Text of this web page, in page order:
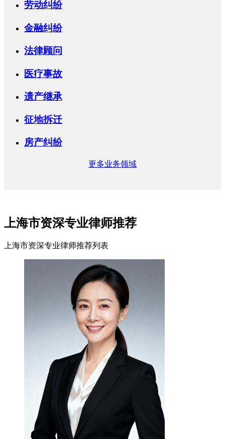
劳动纠纷
金融纠纷
法律顾问
医疗事故
遗产继承
征地拆迁
房产纠纷
更多业务领域
上海市资深专业律师推荐
上海市资深专业律师推荐列表